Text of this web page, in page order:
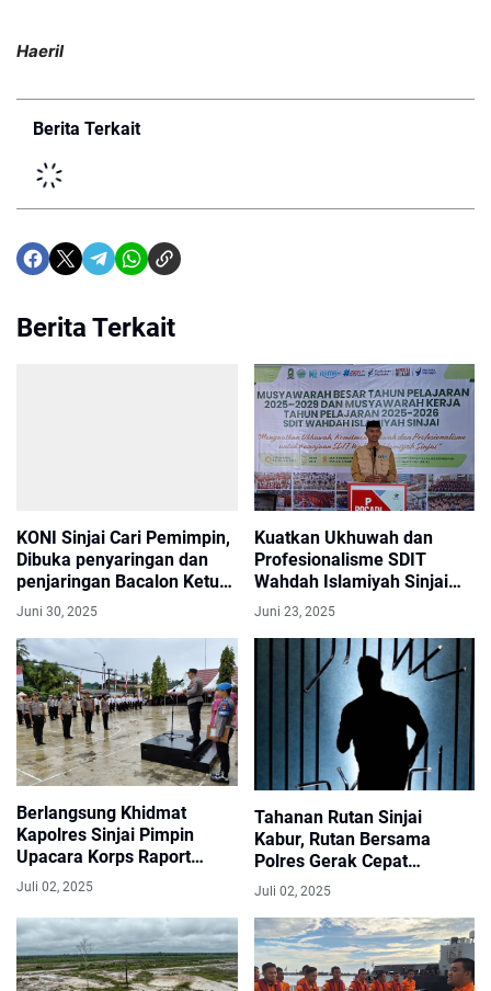
Haeril
Berita Terkait
Berita Terkait
KONI Sinjai Cari Pemimpin,
Dibuka penyaringan dan
penjaringan Bacalon Ketua
KONI ini Jadwalnya
Juni 30, 2025
Kuatkan Ukhuwah dan
Profesionalisme SDIT
Wahdah Islamiyah Sinjai
Sukses Gelar Musyawarah
Juni 23, 2025
Berlangsung Khidmat
Kapolres Sinjai Pimpin
Upacara Korps Raport
Kenaikan Pangkat 23
Personel
Juli 02, 2025
Tahanan Rutan Sinjai
Kabur, Rutan Bersama
Polres Gerak Cepat
Lakukan Pencarian
Juli 02, 2025